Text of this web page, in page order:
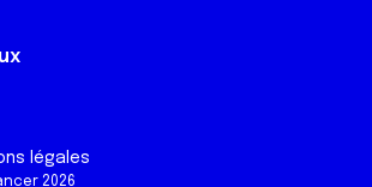
2026
légales